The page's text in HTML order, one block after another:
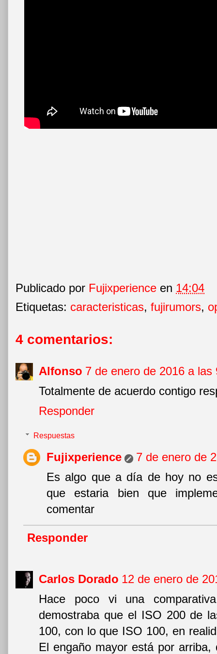
Publicado por Fujixperience en 14:04
Etiquetas: caracteristicas, fujirumors,
4 comentarios:
Alfonso 7 de enero de 2016 a las
Totalmente de acuerdo contigo
Responder
Respuestas
Fujixperience
7 de enero de
Es algo que a día de hoy no
que estaria bien que
comentar
Responder
Carlos Dorado 12 de enero de
Hace poco vi una
demostraba que el ISO 200 de
100, con lo que ISO 100, en
El engaño mayor está por